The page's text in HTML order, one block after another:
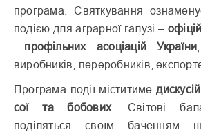
програма. Святкування
подією для аграрної галузі –
профільних асоціацій
України
виробників, переробників,
Програма події міститиме
сої та бобових. Світові
поділяться своїм баченням